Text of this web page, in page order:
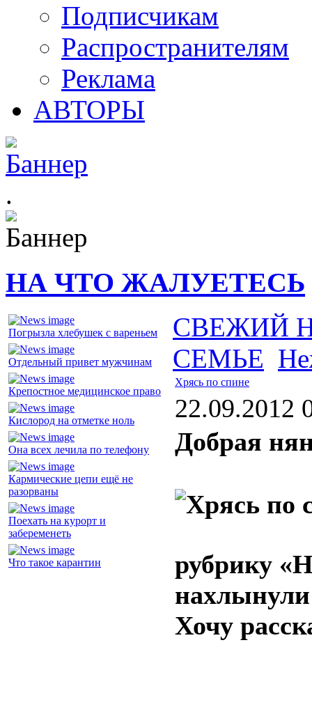
Подписчикам
Распространителям
Реклама
АВТОРЫ
.
НА ЧТО ЖАЛУЕТЕСЬ
Погрызла хлебушек с вареньем
Отдельный привет мужчинам
Крепостное медицинское право
Кислород на отметке ноль
Она всех лечила по телефону
Кармические цепи ещё не
разорваны
Поехать на курорт и
забеременеть
Что такое карантин
СВЕЖИЙ
СЕМЬЕ
Хрясь по спине
22.09.2012
Добрая
рубрику
нахлынули
Хочу